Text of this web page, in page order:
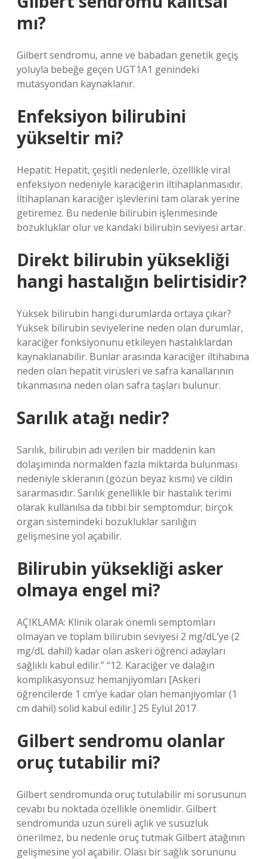
mı?
Gilbert sendromu, anne ve babadan genetik geçiş
yoluyla bebeğe geçen UGT1A1 genindeki
mutasyondan kaynaklanır.
Enfeksiyon bilirubini
yükseltir mi?
Hepatit: Hepatit, çeşitli nedenlerle, özellikle viral
enfeksiyon nedeniyle karaciğerin iltihaplanmasıdır.
İltihaplanan karaciğer işlevlerini tam olarak yerine
getiremez. Bu nedenle bilirubin işlenmesinde
bozukluklar olur ve kandaki bilirubin seviyesi artar.
Direkt bilirubin yüksekliği
hangi hastalığın belirtisidir?
Yüksek bilirubin hangi durumlarda ortaya çıkar?
Yüksek bilirubin seviyelerine neden olan durumlar,
karaciğer fonksiyonunu etkileyen hastalıklardan
kaynaklanabilir. Bunlar arasında karaciğer iltihabına
neden olan hepatit virüsleri ve safra kanallarının
tıkanmasına neden olan safra taşları bulunur.
Sarılık atağı nedir?
Sarılık, bilirubin adı verilen bir maddenin kan
dolaşımında normalden fazla miktarda bulunması
nedeniyle skleranın (gözün beyaz kısmı) ve cildin
sararmasıdır. Sarılık genellikle bir hastalık terimi
olarak kullanılsa da tıbbi bir semptomdur; birçok
organ sistemindeki bozukluklar sarılığın
gelişmesine yol açabilir.
Bilirubin yüksekliği asker
olmaya engel mi?
AÇIKLAMA: Klinik olarak önemli semptomları
olmayan ve toplam bilirubin seviyesi 2 mg/dL’ye (2
mg/dL dahil) kadar olan askeri öğrenci adayları
sağlıklı kabul edilir.” “12. Karaciğer ve dalağın
komplikasyonsuz hemanjiyomları [Askeri
öğrencilerde 1 cm’ye kadar olan hemanjiyomlar (1
cm dahil) solid kabul edilir.] 25 Eylül 2017
Gilbert sendromu olanlar
oruç tutabilir mi?
Gilbert sendromunda oruç tutulabilir mi sorusunun
cevabı bu noktada özellikle önemlidir. Gilbert
sendromunda uzun süreli açlık ve susuzluk
önerilmez, bu nedenle oruç tutmak Gilbert atağının
gelişmesine yol açabilir. Olası bir sağlık sorununu